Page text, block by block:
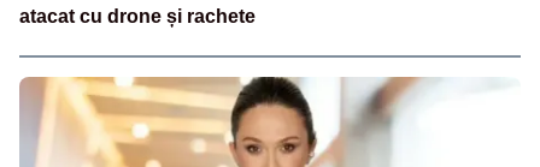
atacat cu drone și rachete